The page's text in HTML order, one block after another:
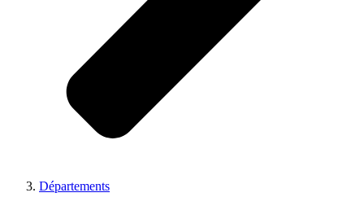
Départements